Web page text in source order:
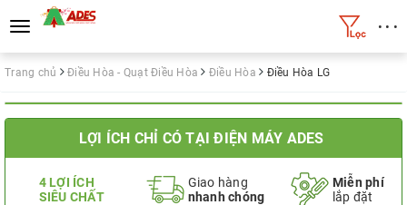
Toggle
navigation
• • •
Trang chủ Điều Hòa - Quạt Điều Hòa Điều Hòa Điều Hòa LG
LỢI ÍCH CHỈ CÓ TẠI ĐIỆN MÁY ADES
4 LỢI ÍCH
SIÊU CHẤT
Giao hàng
nhanh chóng
Miễn phí
lắp đặt